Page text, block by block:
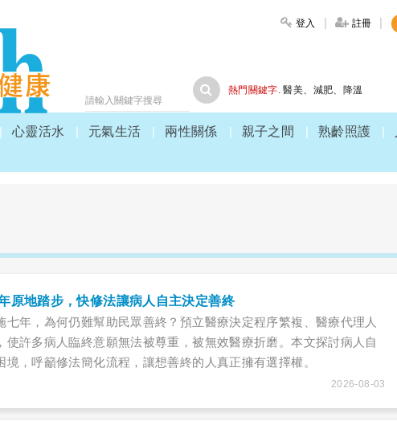
登入 註冊
熱門關鍵字. 醫美、 減肥、 降溫
心靈活水 元氣生活 兩性關係 親子之間 熟齡照護
原地踏步，快修法讓病人自主決定善終
七年，為何仍難幫助民眾善終？預立醫療決定程序繁複、醫療代理人
使許多病人臨終意願無法被尊重，被無效醫療折磨。本文探討病人自
境，呼籲修法簡化流程，讓想善終的人真正擁有選擇權。
2026-08-03